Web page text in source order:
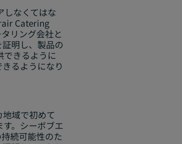
しなくてはな
Catering
リング会社と
明し、製品の
できるように
るようになり
域で初めて
。シーボブエ
続可能性のた